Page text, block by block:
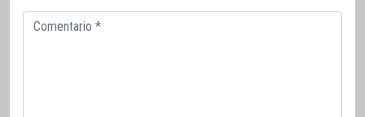
Comentario